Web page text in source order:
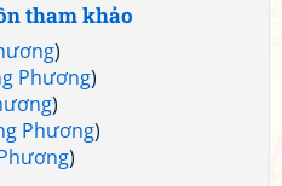
tham khảo
)
Phương)
)
Phương)
)